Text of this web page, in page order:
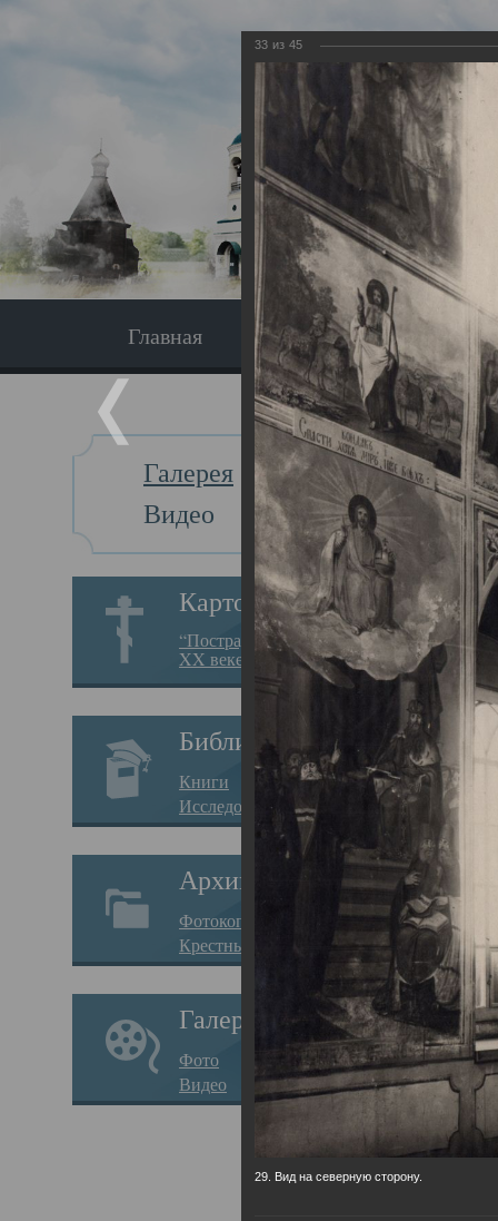
Главная Экскурсия
Галерея
Видео
Картотека
“Пострадавшие за веру в
XX веке на Севере”
Библиотека
Книги
Исследования
Архив
Фотокопии дел
Крестные ходы
Галерея
Фото
Видео
Главная
33 из 45
29. Вид на северную сторону.